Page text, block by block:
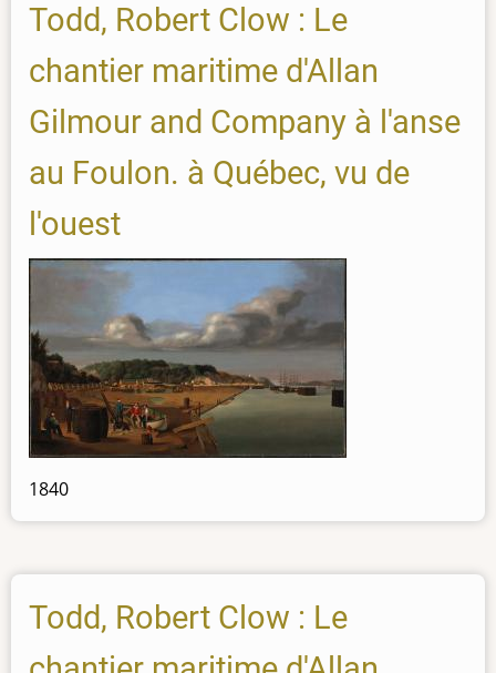
Todd, Robert Clow : Le
chantier maritime d'Allan
Gilmour and Company à l'anse
au Foulon. à Québec, vu de
l'ouest
1840
Todd, Robert Clow : Le